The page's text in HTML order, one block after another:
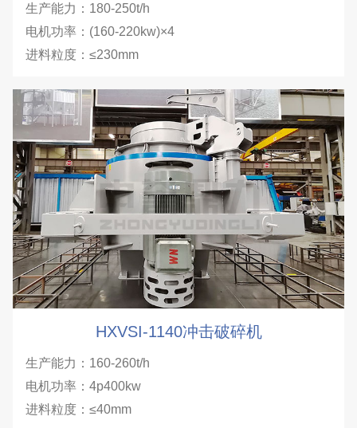
生产能力：180-250t/h
电机功率：(160-220kw)×4
进料粒度：≤230mm
HXVSI-1140冲击破碎机
生产能力：160-260t/h
电机功率：4p400kw
进料粒度：≤40mm